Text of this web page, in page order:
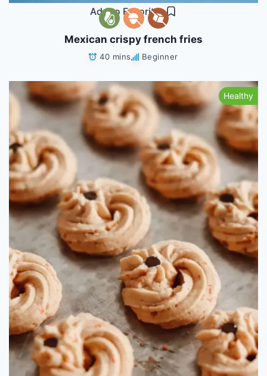
Add to Favorites
Mexican crispy french fries
40 mins Beginner
Healthy